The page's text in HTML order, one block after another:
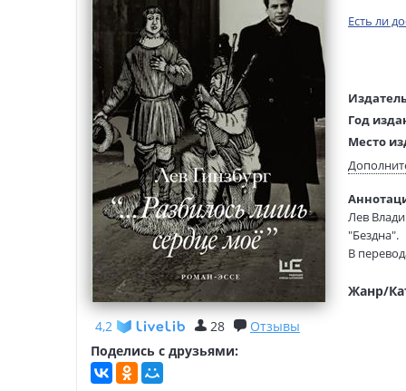
4,2 28
Отзывы
Поделись с друзьями:
Есть ли
Год
Место
Возраст:
Тип
Формат:
Лев
"Бездна".
В
Жанр/